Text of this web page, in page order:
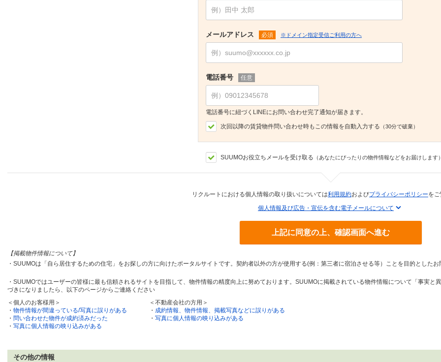
メールアドレス 必須 ※ドメイン指定受信ご利用の方へ
電話番号 任意
電話番号に紐づくLINEにお問い合わせ完了通知が届きます。
次回以降の賃貸物件問い合わせ時もこの情報を自動入力する （30分で破棄）
SUUMOお役立ちメールを受け取る （あなたにぴったりの物件情報などをお届けします）
リクルートにおける個人情報の取り扱いについては利用規約およびプライバシーポリシーを
個人情報及び広告・宣伝を含む電子メールについて
上記に同意の上、確認画面へ進む
【掲載物件情報について】
・SUUMOは「自ら居住するための住宅」をお探しの方に向けたポータルサイトです。契約者以外の方が使用する(例：第三者に宿泊させる等）ことを目的とした
・SUUMOではユーザーの皆様に最も信頼されるサイトを目指して、物件情報の精度向上に努めております。SUUMOに掲載されている物件情報について「事実
づきになりましたら、以下のページからご連絡ください
＜個人のお客様用＞
・ 物件情報が間違っている/写真に誤りがある
・ 問い合わせた物件が成約済みだった
・ 写真に個人情報の映り込みがある
＜不動産会社の方用＞
・ 成約情報、物件情報、掲載写真などに誤りがある
・ 写真に個人情報の映り込みがある
その他の情報